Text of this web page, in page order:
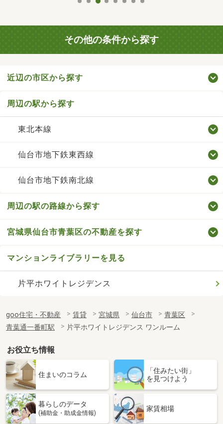
その他の条件から探す
近辺の市区から探す
周辺の駅から探す
東北本線
仙台市地下鉄東西線
仙台市地下鉄南北線
周辺の駅の路線から探す
宮城県仙台市青葉区の不動産を探す
マンションライブラリーを見る
片平ホワイトレジデンス
goo住宅・不動産 賃貸 宮城県 仙台市
青葉区
青葉通一番町駅
片平ホワイトレジデンス ワンルーム
お役立ち情報
住まいのコラム
「住みたい街」
を見つけよう
暮らしのデータ
(補助金・助成金情報)
家賃相場